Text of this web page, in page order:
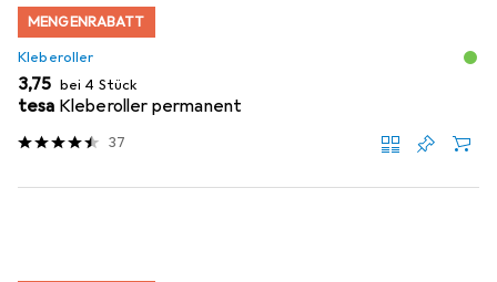
MENGENRABATT
Kleberoller
EUR
3,75 bei 4 Stück
tesa Kleberoller permanent
37